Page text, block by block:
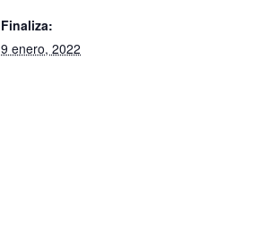
Finaliza:
9 enero, 2022